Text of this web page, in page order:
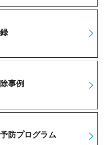
事例
防プログラム